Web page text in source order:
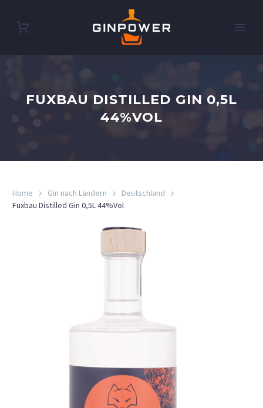
FUXBAU DISTILLED GIN 0,5L
44%VOL
Home Gin nach Ländern
Deutschland
Fuxbau Distilled Gin 0,5L 44%Vol